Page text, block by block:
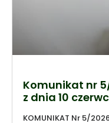
Komunikat nr
z dnia 10
KOMUNIKAT Nr 5/